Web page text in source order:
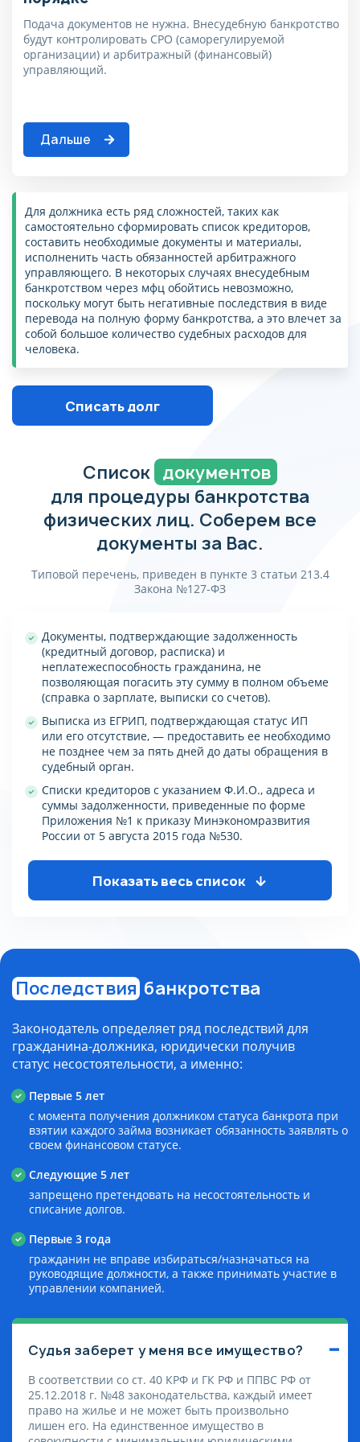
Подача документов не нужна. Внесудебную банкротство
будут контролировать СРО (саморегулируемой
организации) и арбитражный (финансовый)
управляющий.
Дальше
Для должника есть ряд сложностей, таких как
самостоятельно сформировать список кредиторов,
составить необходимые документы и материалы,
исполненить часть обязанностей арбитражного
управляющего. В некоторых случаях внесудебным
банкротством через мфц обойтись невозможно,
поскольку могут быть негативные последствия в виде
перевода на полную форму банкротства, а это влечет за
собой большое количество судебных расходов для
человека.
Списать долг
Список документов
для процедуры банкротства
физических лиц. Соберем все
документы за Вас.
Типовой перечень, приведен в пункте 3 статьи 213.4
Закона №127-ФЗ
Документы, подтверждающие задолженность
(кредитный договор, расписка) и
неплатежеспособность гражданина, не
позволяющая погасить эту сумму в полном объеме
(справка о зарплате, выписки со счетов).
Выписка из ЕГРИП, подтверждающая статус ИП
или его отсутствие, — предоставить ее необходимо
не позднее чем за пять дней до даты обращения в
судебный орган.
Списки кредиторов с указанием Ф.И.О., адреса и
суммы задолженности, приведенные по форме
Приложения №1 к приказу Минэкономразвития
России от 5 августа 2015 года №530.
Показать весь список
Последствия банкротства
Законодатель определяет ряд последствий для
гражданина-должника, юридически получив
статус несостоятельности, а именно:
Первые 5 лет
с момента получения должником статуса банкрота при
взятии каждого займа возникает обязанность заявлять о
своем финансовом статусе.
Следующие 5 лет
запрещено претендовать на несостоятельность и
списание долгов.
Первые 3 года
гражданин не вправе избираться/назначаться на
руководящие должности, а также принимать участие в
управлении компанией.
Судья заберет у меня все имущество?
В соответствии со ст. 40 КРФ и ГК РФ и ППВС РФ от
25.12.2018 г. №48 законодательства, каждый имеет
право на жилье и не может быть произвольно
лишен его. На единственное имущество в
обработку данных, согласитесь
с политикой
конфиденциальности
Списать долги
на обработку данных,
согласитесь с политикой
конфиденциальности